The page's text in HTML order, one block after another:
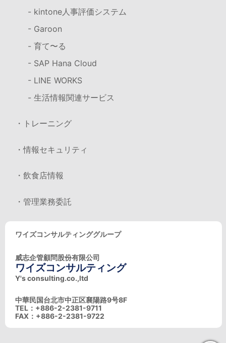
- kintone人事評価システム
- Garoon
- 育て〜る
- SAP Hana Cloud
- LINE WORKS
- 生活情報関連サービス
・トレーニング
・情報セキュリティ
・飲食店情報
・管理業務委託
ワイズコンサルティンググループ
威志企管顧問股份有限公司
ワイズコンサルティング
Y's consulting.co.,ltd
中華民国台北市中正区襄陽路9号8F
TEL：+886-2-2381-9711
FAX：+886-2-2381-9722